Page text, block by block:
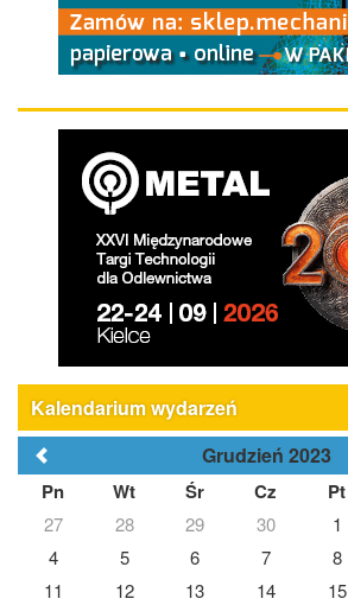
Kalendarium wydarzeń
Grudzień 2023
Pn Wt Śr Cz Pt
27 28 29 30 1
4
5 6 7 8
11
12 13 14 15